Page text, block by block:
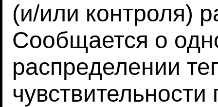
(и/или контроля)
Сообщается о
распределении